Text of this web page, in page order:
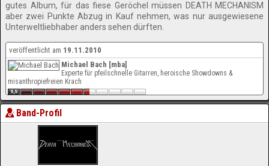
gutes Album, für das fiese Geröchel müssen DEATH MECHANISM
aber zwei Punkte Abzug in Kauf nehmen, was nur ausgewiesene
Unterweltliebhaber anders sehen dürften.
veröffentlicht am 19.11.2010
Michael Bach [mba]
Experte für pfeilschnelle Gitarren, heroische Showdowns &
misanthropiefreien Krach
Band-Profil